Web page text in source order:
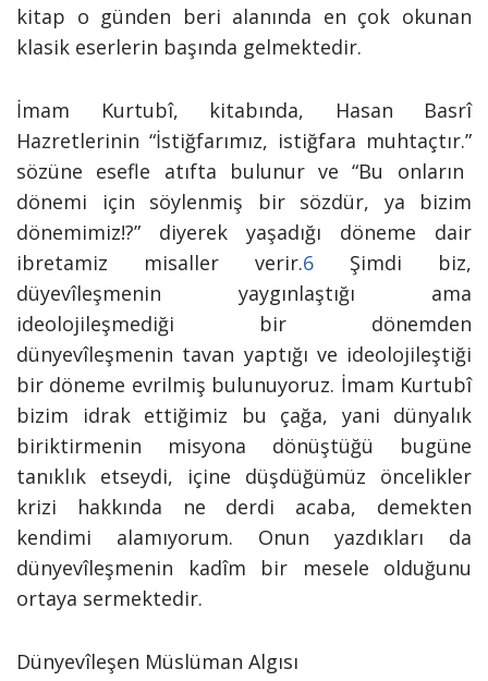
kitap o günden beri alanında en çok okunan
klasik eserlerin başında gelmektedir.
İmam Kurtubî, kitabında, Hasan Basrî
Hazretlerinin “İstiğfarımız, istiğfara muhtaçtır.”
sözüne esefle atıfta bulunur ve “Bu onların
dönemi için söylenmiş bir sözdür, ya bizim
dönemimiz!?” diyerek yaşadığı döneme dair
ibretamiz misaller verir.6 Şimdi biz,
düyevîleşmenin yaygınlaştığı ama
ideolojileşmediği bir dönemden
dünyevîleşmenin tavan yaptığı ve ideolojileştiği
bir döneme evrilmiş bulunuyoruz. İmam Kurtubî
bizim idrak ettiğimiz bu çağa, yani dünyalık
biriktirmenin misyona dönüştüğü bugüne
tanıklık etseydi, içine düşdüğümüz öncelikler
krizi hakkında ne derdi acaba, demekten
kendimi alamıyorum. Onun yazdıkları da
dünyevîleşmenin kadîm bir mesele olduğunu
ortaya sermektedir.
Dünyevîleşen Müslüman Algısı